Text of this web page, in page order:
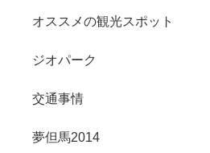
オススメの観光スポット
ジオパーク
交通事情
夢但馬2014